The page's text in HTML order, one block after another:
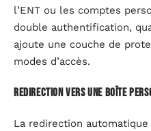
l’ENT ou les comptes
double authentification,
ajoute une couche de
modes d’accès.
Redirection vers une boîte
La redirection automatique